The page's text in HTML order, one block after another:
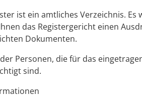
ist ein amtliches Verzeichnis.
das Registergericht einen
Dokumenten.
Personen, die für das
sind.